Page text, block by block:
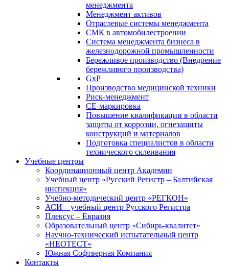
менеджмента
Менеджмент активов
Отраслевые системы менеджмента
СМК в автомобилестроении
Система менеджмента бизнеса в
железнодорожной промышленности
Бережливое производство (Внедрение
бережливого производства)
GxP
Производство медицинской техники
Риск-менеджмент
СЕ-маркировка
Повышение квалификации в области
защиты от коррозии, огнезащиты
конструкций и материалов
Подготовка специалистов в области
технического склеивания
Учебные центры
Координационный центр Академии
Учебный центр «Русский Регистр – Балтийская
инспекция»
Учебно-методический центр «РЕГКОН»
АСИ – учебный центр Русского Регистра
Плексус – Евразия
Образовательный центр «Сибирь-квалитет»
Научно-технический испытательный центр
«НЕОТЕСТ»
Южная Софтверная Компания
Контакты